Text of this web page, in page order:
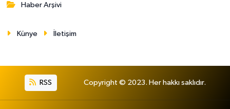
Haber Arşivi
Künye İletişim
RSS Copyright © 2023. Her hakkı saklıdır.